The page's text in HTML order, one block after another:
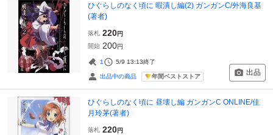
ひぐらしのなく頃に 暇潰し編(2) ガンガンC/外海良基
(著者)
落札 220円
開始 200円
1 5/9 13:13終了
出品中の商品 年間ベストストア 出品
ひぐらしのなく頃に 昼壊し編 ガンガンC ONLINE/佳
月玲茅(著者)
落札 220円